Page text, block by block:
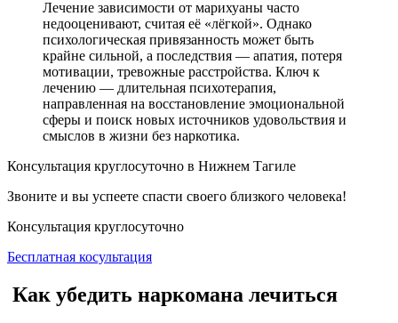
Лечение зависимости от марихуаны часто
недооценивают, считая её «лёгкой». Однако
психологическая привязанность может быть
крайне сильной, а последствия — апатия, потеря
мотивации, тревожные расстройства. Ключ к
лечению — длительная психотерапия,
направленная на восстановление эмоциональной
сферы и поиск новых источников удовольствия и
смыслов в жизни без наркотика.
Консультация круглосуточно в Нижнем Тагиле
Звоните и вы успеете спасти своего близкого человека!
Консультация круглосуточно
Бесплатная косультация
Как убедить наркомана лечиться